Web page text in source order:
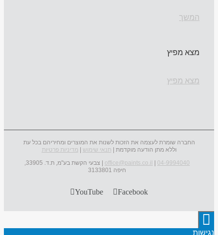
המשך
מצא מפיץ
מצא מפיץ
החברה שומרת לעצמה את הזכות לשנות את המוצרים ומחיריהם בכל עת
וללא מתן הודעה מוקדמת | תנאי שימוש
מדיניות פרטיות
04-9994040
office@paints.co.il
| צבעי הקשת בע"מ, ת.ד. 33905,
חיפה 3133801
Facebook
YouTube
נגישות